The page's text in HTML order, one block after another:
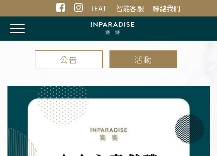
iEAT 智能客服 聯絡我們
Toggle
navigation
公告 活動